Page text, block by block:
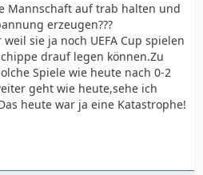
Mannschaft auf trab halten und
erzeugen???
sie ja noch UEFA Cup spielen
drauf legen können.Zu
Spiele wie heute nach 0-2
geht wie heute,sehe ich
heute war ja eine Katastrophe!